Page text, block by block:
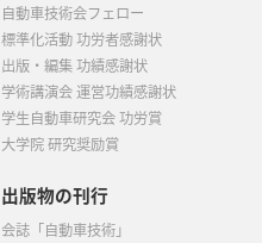
自動車技術会フェロー
標準化活動 功労者感謝状
出版・編集 功績感謝状
学術講演会 運営功績感謝状
学生自動車研究会 功労賞
大学院 研究奨励賞
出版物の刊行
会誌「自動車技術」